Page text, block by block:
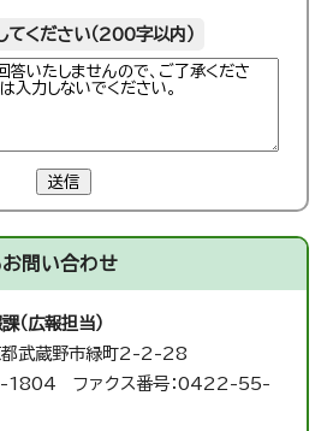
ください（200字以内）
送信
お問い合わせ
（広報担当）
武蔵野市緑町2-2-28
1804 ファクス番号：0422-55-